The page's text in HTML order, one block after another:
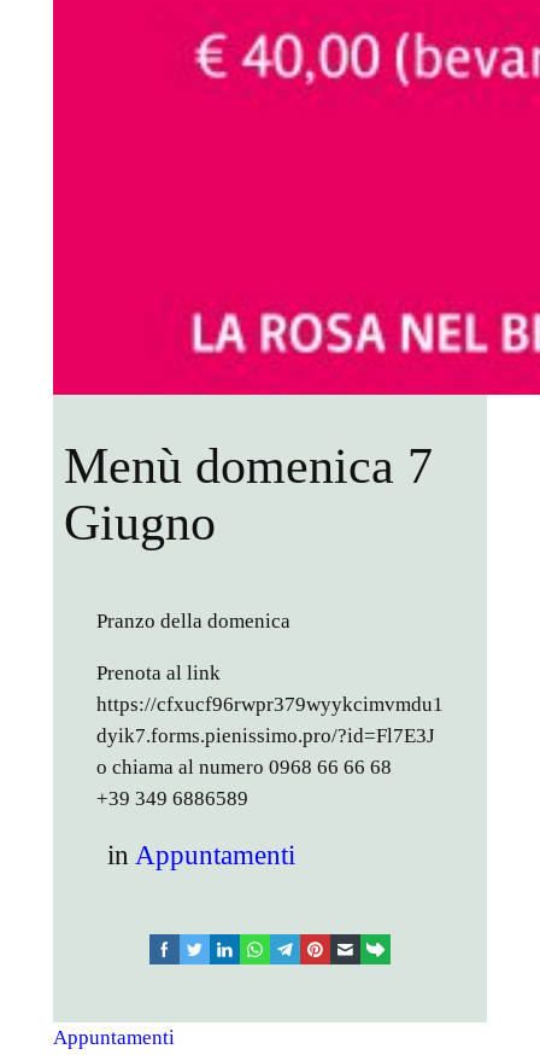
Menù domenica 7
Giugno
Pranzo della domenica
Prenota al link
https://cfxucf96rwpr379wyykcimvmdu1
dyik7.forms.pienissimo.pro/?id=Fl7E3J
o chiama al numero 0968 66 66 68
+39 349 6886589
in Appuntamenti
facebooktwitterlinkedinwhatsapptelegram
pinterest email link
Appuntamenti